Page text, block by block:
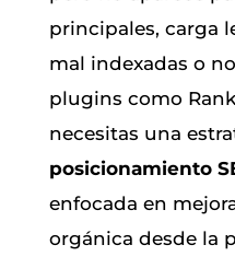
principales, carga
mal indexadas o
plugins como
necesitas una
posicionamiento
enfocada en
orgánica desde la